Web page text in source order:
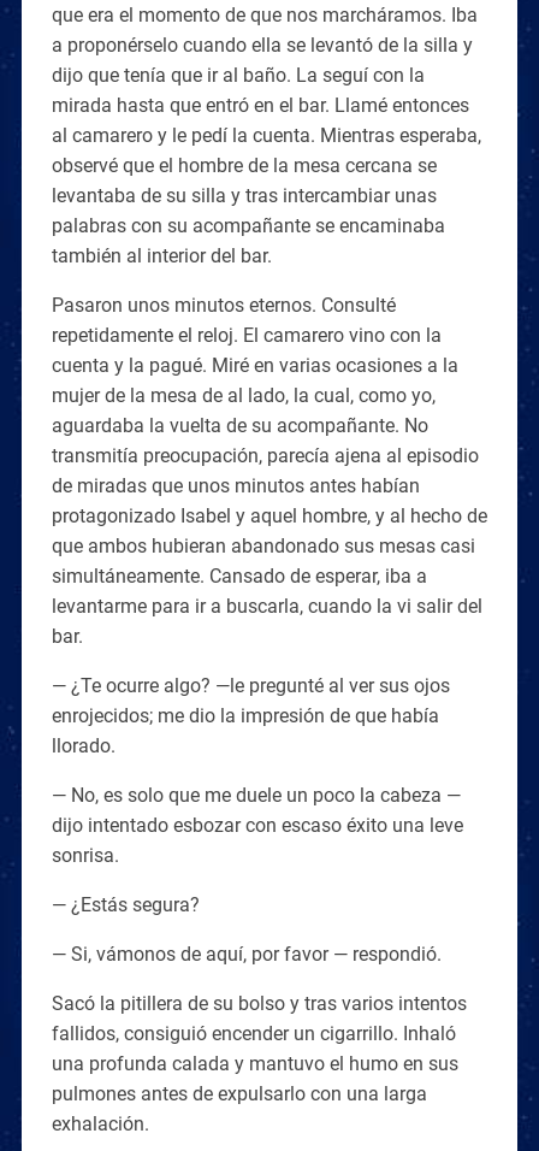
que era el momento de que nos marcháramos. Iba
a proponérselo cuando ella se levantó de la silla y
dijo que tenía que ir al baño. La seguí con la
mirada hasta que entró en el bar. Llamé entonces
al camarero y le pedí la cuenta. Mientras esperaba,
observé que el hombre de la mesa cercana se
levantaba de su silla y tras intercambiar unas
palabras con su acompañante se encaminaba
también al interior del bar.
Pasaron unos minutos eternos. Consulté
repetidamente el reloj. El camarero vino con la
cuenta y la pagué. Miré en varias ocasiones a la
mujer de la mesa de al lado, la cual, como yo,
aguardaba la vuelta de su acompañante. No
transmitía preocupación, parecía ajena al episodio
de miradas que unos minutos antes habían
protagonizado Isabel y aquel hombre, y al hecho de
que ambos hubieran abandonado sus mesas casi
simultáneamente. Cansado de esperar, iba a
levantarme para ir a buscarla, cuando la vi salir del
bar.
— ¿Te ocurre algo? —le pregunté al ver sus ojos
enrojecidos; me dio la impresión de que había
llorado.
— No, es solo que me duele un poco la cabeza —
dijo intentado esbozar con escaso éxito una leve
sonrisa.
— ¿Estás segura?
— Si, vámonos de aquí, por favor — respondió.
Sacó la pitillera de su bolso y tras varios intentos
fallidos, consiguió encender un cigarrillo. Inhaló
una profunda calada y mantuvo el humo en sus
pulmones antes de expulsarlo con una larga
exhalación.